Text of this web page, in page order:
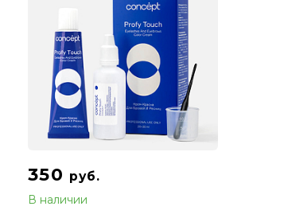
350 руб.
В наличии